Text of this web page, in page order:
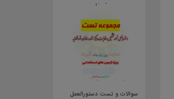
سوالات و تست دستورالعمل